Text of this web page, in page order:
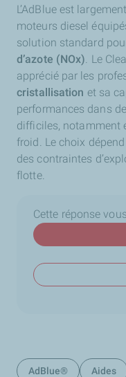
L’AdBlue est
moteurs diesel
solution standard
d’azote (NOx). Le
apprécié par les
cristallisation et sa
performances dans
difficiles, notamment
froid. Le choix
des contraintes
flotte.
Cette réponse
AdBlue® Aides